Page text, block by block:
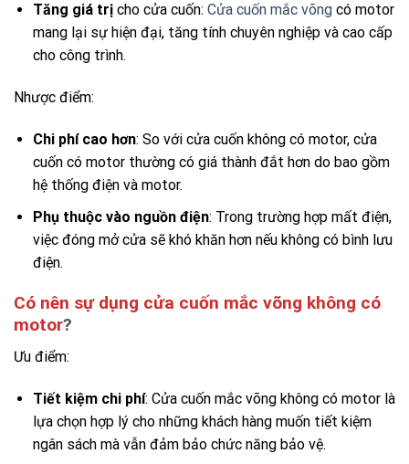
Tăng giá trị cho cửa cuốn: Cửa cuốn mắc võngcó motor
mang lại sự hiện đại, tăng tính chuyên nghiệp và cao cấp
cho công trình.
Nhược điểm:
Chi phí cao hơn: So với cửa cuốn không có motor, cửa
cuốn có motor thường có giá thành đắt hơn do bao gồm
hệ thống điện và motor.
Phụ thuộc vào nguồn điện: Trong trường hợp mất điện,
việc đóng mở cửa sẽ khó khăn hơn nếu không có bình lưu
điện.
Có nên sự dụng cửa cuốn mắc võng không có
motor?
Ưu điểm:
Tiết kiệm chi phí: Cửa cuốn mắc võng không có motor là
lựa chọn hợp lý cho những khách hàng muốn tiết kiệm
ngân sách mà vẫn đảm bảo chức năng bảo vệ.